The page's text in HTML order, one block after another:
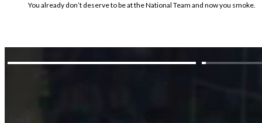
You already don’t deserve to be at the National Team and now you smoke.